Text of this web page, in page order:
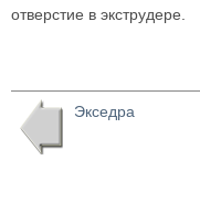
отверстие в экструдере.
Экседра